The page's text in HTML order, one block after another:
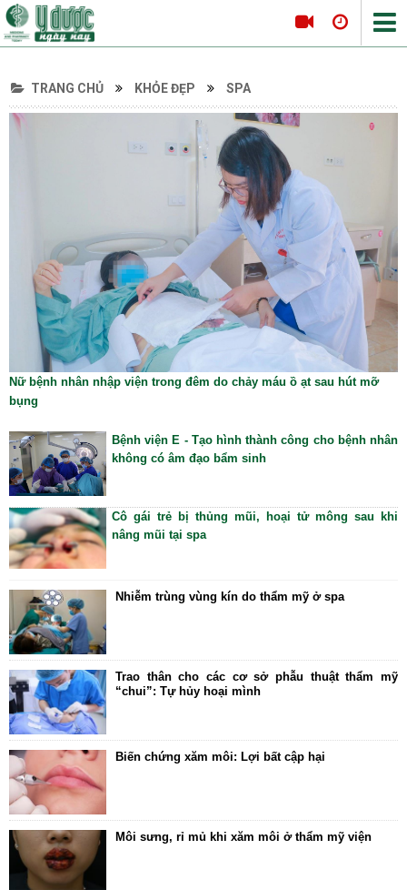
Tin tức Y Dược
Tim mạch
Hô hấp
Tiêu hóa
Da liễu
Nội tiết
Ngoại khoa
Ngoại tổng quát
Ngoại tiết niệu
Chấn thương chỉnh hình
Dược Khoa
Các bài thuốc hay
Y học cổ truyền
Dược học cổ truyền
Dưỡng sinh
Châm cứu
Bệnh học
Y - Sinh học
Khỏe đẹp
Spa
Mỹ phẩm
TRANG CHỦ KHỎE ĐẸP SPA
Nữ bệnh nhân nhập viện trong đêm do chảy máu ồ ạt sau hút mỡ
bụng
Bệnh viện E - Tạo hình thành công cho bệnh nhân
không có âm đạo bẩm sinh
Cô gái trẻ bị thủng mũi, hoại tử mông sau khi
nâng mũi tại spa
Nhiễm trùng vùng kín do thẩm mỹ ở spa
Trao thân cho các cơ sở phẫu thuật thẩm mỹ
“chui”: Tự hủy hoại mình
Biến chứng xăm môi: Lợi bất cập hại
Môi sưng, rỉ mủ khi xăm môi ở thẩm mỹ viện